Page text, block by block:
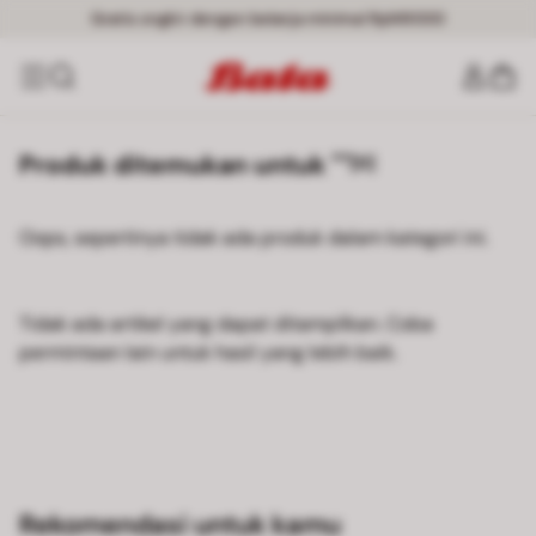
Gratis ongkir dengan belanja minimal Rp149000
Produk ditemukan untuk ""[0]
Oops, sepertinya tidak ada produk dalam kategori ini.
Tidak ada artikel yang dapat ditampilkan. Coba
permintaan lain untuk hasil yang lebih baik.
Rekomendasi untuk kamu